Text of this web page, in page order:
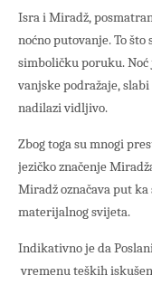
Isra i Miradž,
noćno putovanje. To
simboličku poruku.
vanjske podražaje,
nadilazi vidljivo.
Zbog toga su mnogi
jezičko značenje
Miradž označava put
materijalnog svijeta.
Indikativno je da
vremenu teških